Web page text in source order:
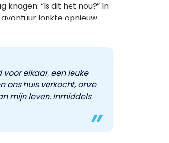
“Is dit het nou?” In
lonkte opnieuw.
elkaar, een leuke
ons huis verkocht, onze
mijn leven. Inmiddels